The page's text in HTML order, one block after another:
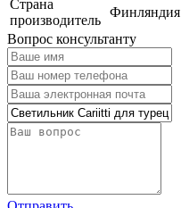
Страна
производитель
Финляндия
Вопрос консультанту